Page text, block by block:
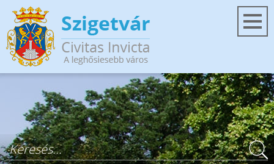
Ugrás a tartalomra
Keresés űrlap